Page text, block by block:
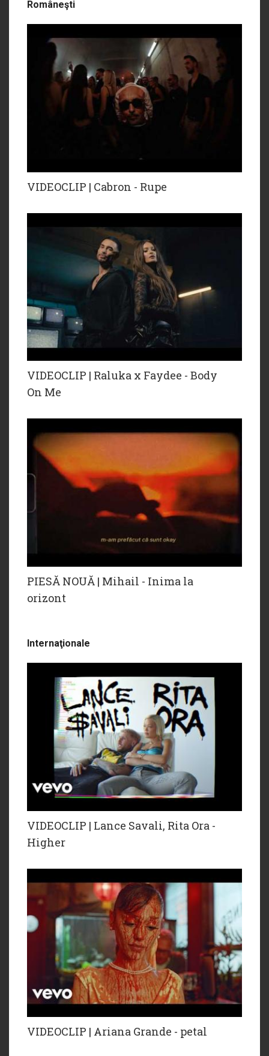
Româneşti
VIDEOCLIP | Cabron - Rupe
VIDEOCLIP | Raluka x Faydee - Body
On Me
PIESĂ NOUĂ | Mihail - Inima la
orizont
Internaţionale
VIDEOCLIP | Lance Savali, Rita Ora -
Higher
VIDEOCLIP | Ariana Grande - petal